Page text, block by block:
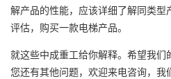
解产品的性能，应该详细了解同类
评估，购买一款电梯产品。
就这些中成重工给你解释。希望我
您还有其他问题，欢迎来电咨询，我